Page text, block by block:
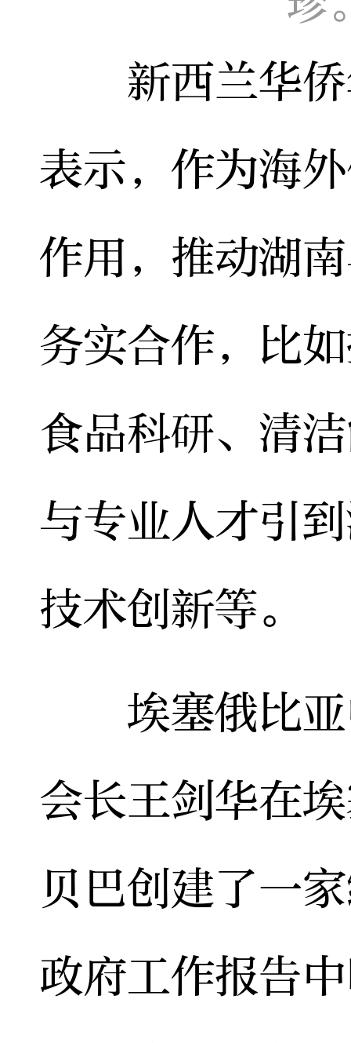
新西兰华侨
表示，作为海
作用，推动湖
务实合作，比
食品科研、清
与专业人才引
技术创新等。
埃塞俄比亚
会长王剑华在
贝巴创建了一
政府工作报告